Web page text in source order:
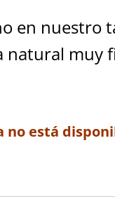
en nuestro
natural muy
no está